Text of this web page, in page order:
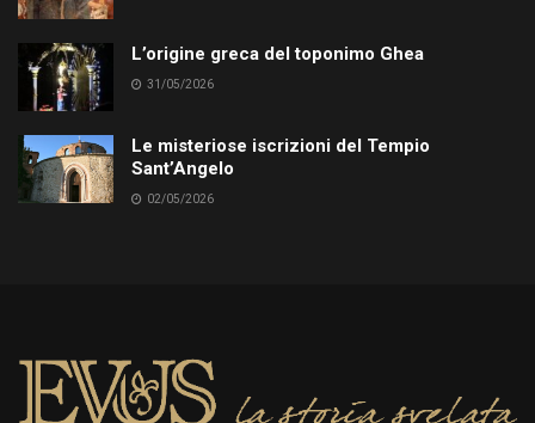
L’origine greca del toponimo Ghea
31/05/2026
Le misteriose iscrizioni del Tempio
Sant’Angelo
02/05/2026